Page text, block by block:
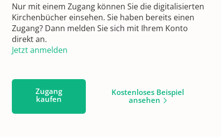
Nur mit einem Zugang können Sie die digitalisierten
Kirchenbücher einsehen. Sie haben bereits einen
Zugang? Dann melden Sie sich mit Ihrem Konto
direkt an.
Jetzt anmelden
Zugang
kaufen
Kostenloses Beispiel
ansehen